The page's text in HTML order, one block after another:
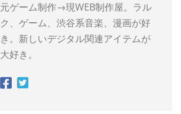
元ゲーム制作→現WEB制作屋。ラル
ク、ゲーム、渋谷系音楽、漫画が好
き。新しいデジタル関連アイテムが
大好き。